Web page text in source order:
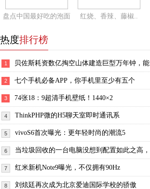
盘点中国最好吃的泡面 红烧、香辣、藤椒..
热度排行榜
1 贝佐斯耗资数亿掏空山体建造巨型万年钟，能
2 七个手机必备APP，你手机里至少有五个
3 74张18：9超清手机壁纸！1440×2
4 ThinkPHP微的H5聊天室即时通讯系
5 vivoS6首次曝光：更年轻时尚的潮流5
6 当垃圾回收的一台电脑没想到配置如此之高，
7 红米新机Note9曝光，不仅拥有90Hz
8 刘炫廷再次成为北京爱迪国际学校的骄傲